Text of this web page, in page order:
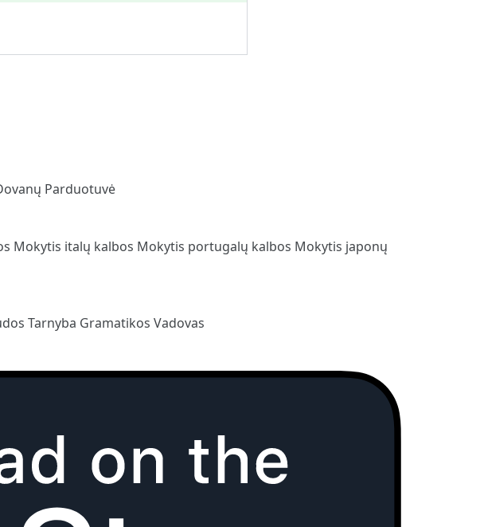
Parduotuvė
Mokytis italų kalbos Mokytis portugalų kalbos Mokytis japonų
Tarnyba Gramatikos Vadovas